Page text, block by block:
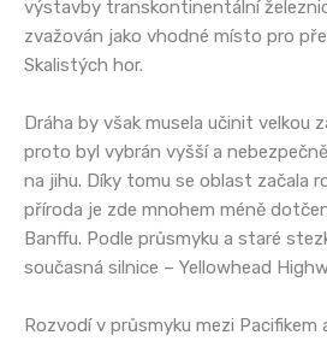
výstavby transkontinentální
zvažován jako vhodné místo pro
Skalistých hor.
Dráha by však musela učinit velkou
proto byl vybrán vyšší a
na jihu. Díky tomu se oblast začala
příroda je zde mnohem méně
Banffu. Podle průsmyku a staré
současná silnice – Yellowhead
Rozvodí v průsmyku mezi Pacifikem